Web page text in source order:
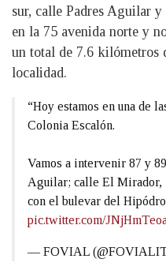
sur, calle Padres Aguilar
en la 75 avenida norte y
un total de 7.6 kilómetros
localidad.
“Hoy estamos en una de
Colonia Escalón.
Vamos a intervenir 87 y
Aguilar; calle El Mirador,
con el bulevar del
pic.twitter.com/
— FOVIAL